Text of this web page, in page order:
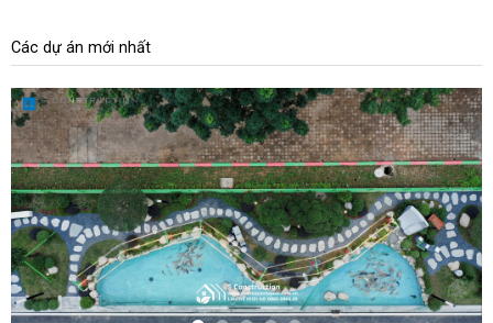
Các dự án mới nhất